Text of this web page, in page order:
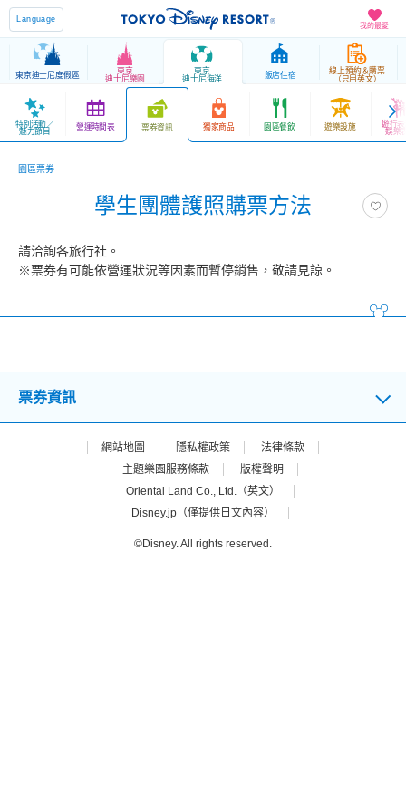
我的最愛
Language
東京迪士尼度假區
東京
迪士尼樂園
東京
迪士尼海洋
飯店住宿
線上預約＆購票
（只用英文）
特別活動／
魅力節目 營運時間表 票券資訊 獨家商品 園區餐飲 遊樂設施 遊行表
娛樂
園區票券
學生團體護照購票方法
請洽詢各旅行社。
※票券有可能依營運狀況等因素而暫停銷售，敬請見諒。
票券資訊
網站地圖 隱私權政策
法律條款
主題樂園服務條款
版權聲明
Oriental Land Co., Ltd.（英文）
Disney.jp（僅提供日文內容）
©Disney. All rights reserved.